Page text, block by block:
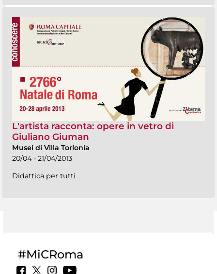
L'artista racconta: opere in vetro di
Giuliano Giuman
Musei di Villa Torlonia
20/04 - 21/04/2013
Didattica per tutti
#MiCRoma